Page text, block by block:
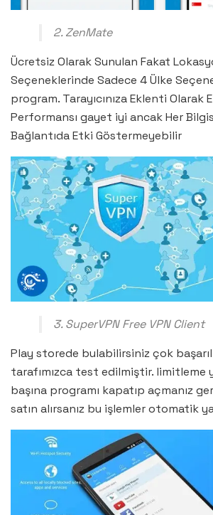
2. ZenMate
Ücretsiz Olarak Sunulan Fakat
Seçeneklerinde Sadece 4 Ülke
program. Tarayıcınıza Eklenti Olarak
Performansı gayet iyi ancak Her
Bağlantıda Etki Göstermeyebilir
3. SuperVPN Free VPN Client
Play storede bulabilirsiniz çok
tarafımızca test edilmiştir. limitleme
başına programı kapatıp açmanız
satın alırsanız bu işlemler otomatik